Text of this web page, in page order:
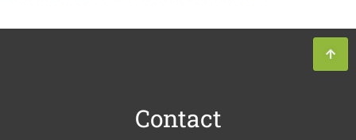
Contact